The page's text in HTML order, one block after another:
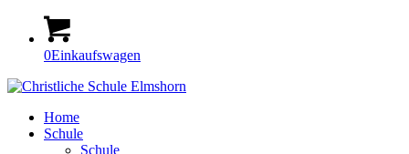
0Einkaufswagen
Home
Schule
Schule